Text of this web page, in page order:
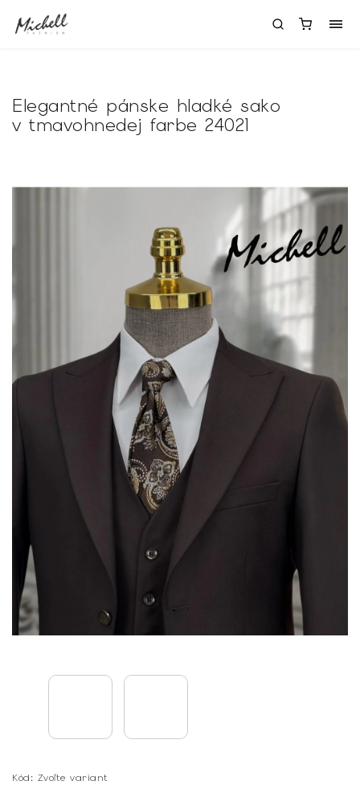
Elegantné pánske hladké sako
v tmavohnedej farbe 24021
Kód: Zvoľte variant